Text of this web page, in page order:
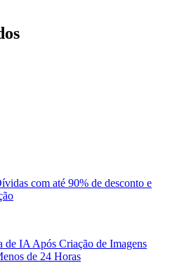
com até 90% de desconto e
de IA Após Criação de Imagens
de 24 Horas